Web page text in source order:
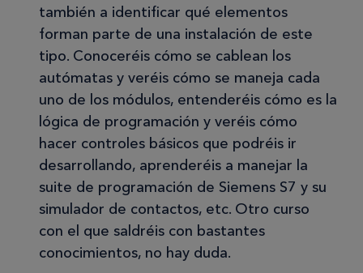
también a identificar qué elementos
forman parte de una instalación de este
tipo. Conoceréis cómo se cablean los
autómatas y veréis cómo se maneja cada
uno de los módulos, entenderéis cómo es la
lógica de programación y veréis cómo
hacer controles básicos que podréis ir
desarrollando, aprenderéis a manejar la
suite de programación de Siemens S7 y su
simulador de contactos, etc. Otro curso
con el que saldréis con bastantes
conocimientos, no hay duda.